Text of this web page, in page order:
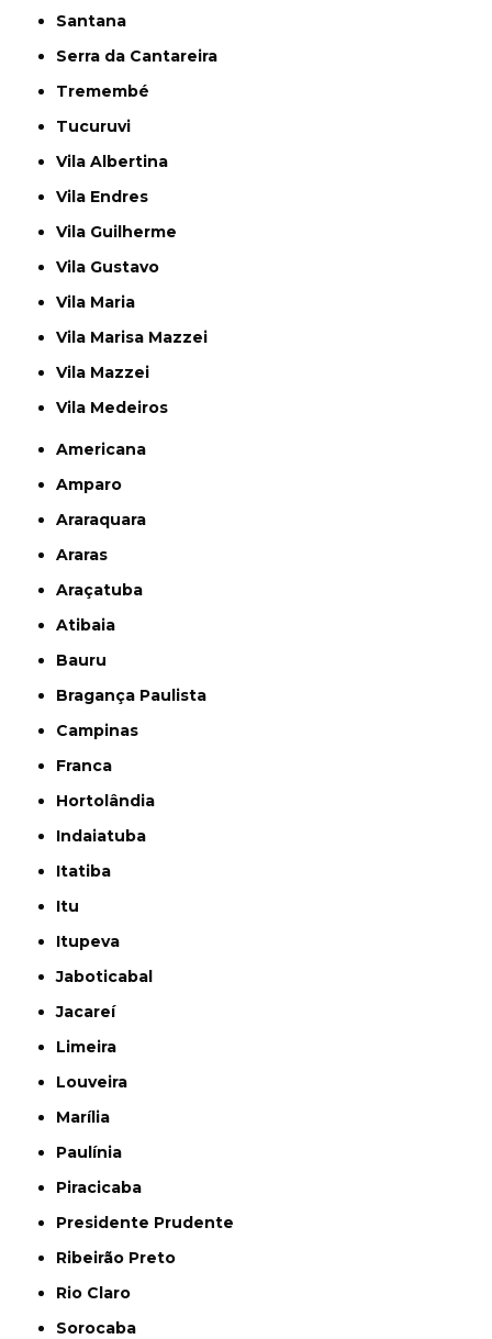
Santana
Serra da Cantareira
Tremembé
Tucuruvi
Vila Albertina
Vila Endres
Vila Guilherme
Vila Gustavo
Vila Maria
Vila Marisa Mazzei
Vila Mazzei
Vila Medeiros
Americana
Amparo
Araraquara
Araras
Araçatuba
Atibaia
Bauru
Bragança Paulista
Campinas
Franca
Hortolândia
Indaiatuba
Itatiba
Itu
Itupeva
Jaboticabal
Jacareí
Limeira
Louveira
Marília
Paulínia
Piracicaba
Presidente Prudente
Ribeirão Preto
Rio Claro
Sorocaba